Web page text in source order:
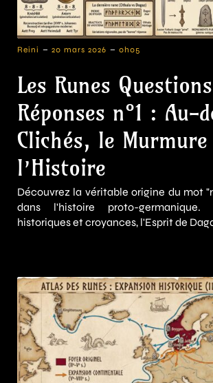
Reini - 20 mars 2026 - 0h05
Les Runes
Réponses n°1 : Au-
Clichés, le Murmure
l’Histoire
Découvrez la véritable origine du mot
dans l'histoire proto-germanique.
historiques et croyances, l'Esprit de